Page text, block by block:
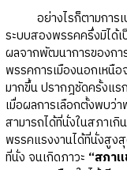
อย่างไรก็ตามการเป
ระบบสองพรรคครึ่งมิได้
ผลจากพัฒนาการของกา
พรรคการเมืองนอกเหนื
มากขึ้น ปรากฎชัดครั้งแ
เมื่อผลการเลือกตั้งพบว่
สามารถได้ที่นั่งในสภาเ
พรรคแรงงานได้ที่นั่งสู
ที่นั่ง จนเกิดภาวะ “สภา